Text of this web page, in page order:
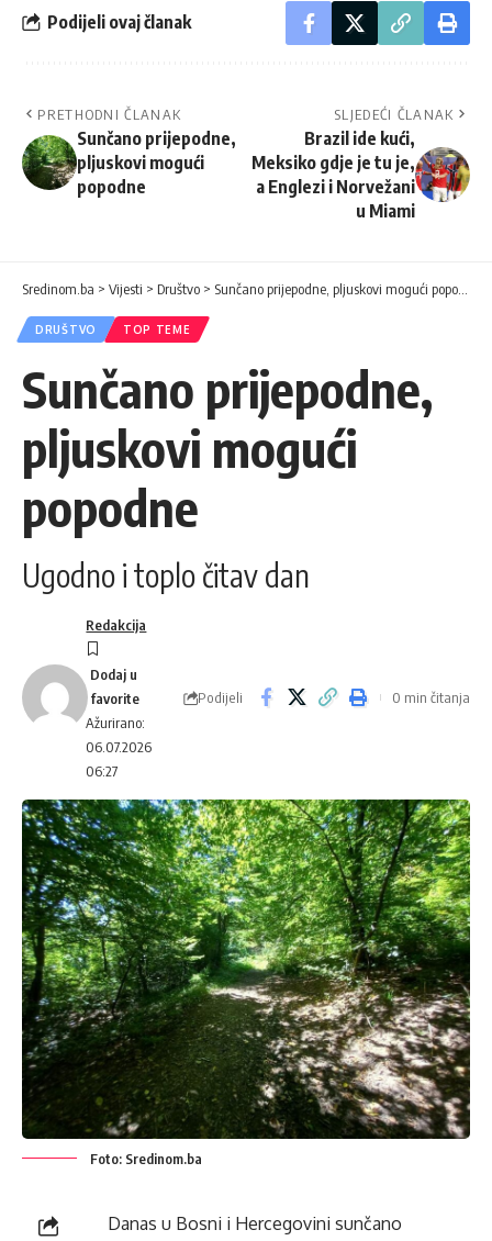
Podijeli ovaj članak
PRETHODNI ČLANAK
Sunčano prijepodne,
pljuskovi mogući
popodne
SLJEDEĆI ČLANAK
Brazil ide kući,
Meksiko gdje je tu je,
a Englezi i Norvežani
u Miami
Sredinom.ba > Vijesti > Društvo > Sunčano prijepodne, pljuskovi mogući popodne
DRUŠTVO TOP TEME
Sunčano prijepodne,
pljuskovi mogući
popodne
Ugodno i toplo čitav dan
Ažurirano:
06.07.2026
06:27
Redakcija
Podijeli 0 min čitanja
Foto: Sredinom.ba
Danas u Bosni i Hercegovini sunčano